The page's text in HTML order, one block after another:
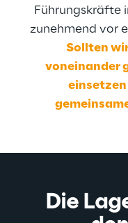
Führungskräfte
zunehmend vor
Sollten
voneinander
einsetzen
Die